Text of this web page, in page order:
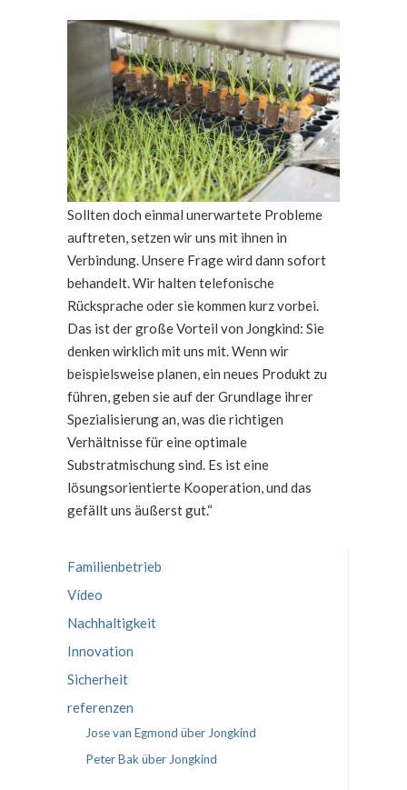
Sollten doch einmal unerwartete Probleme
auftreten, setzen wir uns mit ihnen in
Verbindung. Unsere Frage wird dann sofort
behandelt. Wir halten telefonische
Rücksprache oder sie kommen kurz vorbei.
Das ist der große Vorteil von Jongkind: Sie
denken wirklich mit uns mit. Wenn wir
beispielsweise planen, ein neues Produkt zu
führen, geben sie auf der Grundlage ihrer
Spezialisierung an, was die richtigen
Verhältnisse für eine optimale
Substratmischung sind. Es ist eine
lösungsorientierte Kooperation, und das
gefällt uns äußerst gut.“
Familienbetrieb
Vídeo
Nachhaltigkeit
Innovation
Sicherheit
referenzen
Jose van Egmond über Jongkind
Peter Bak über Jongkind